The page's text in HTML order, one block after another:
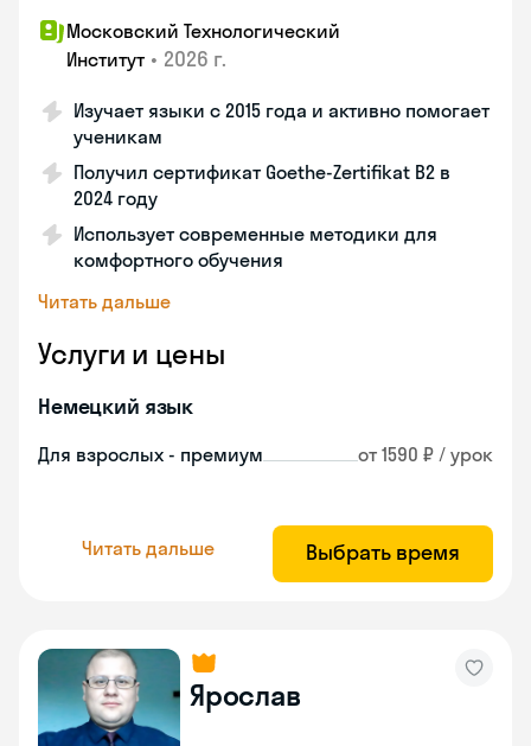
Московский Технологический
Институт • 2026 г.
Изучает языки с 2015 года и активно помогает
ученикам
Получил сертификат Goethe-Zertifikat B2 в
2024 году
Использует современные методики для
комфортного обучения
Читать дальше
Услуги и цены
Немецкий язык
Для взрослых - премиум от 1590 ₽ / урок
Читать дальше Выбрать время
Ярослав